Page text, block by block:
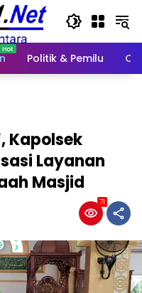
Politik & Pemilu
Kapolsek
Layanan
Masjid
71